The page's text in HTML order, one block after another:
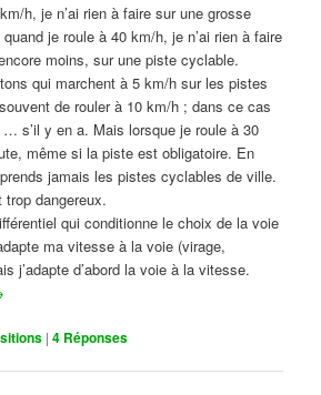
h, je n’ai rien à faire sur une grosse
je roule à 40 km/h, je n’ai rien à faire
moins, sur une piste cyclable.
qui marchent à 5 km/h sur les pistes
de rouler à 10 km/h ; dans ce cas
s’il y en a. Mais lorsque je roule à 30
même si la piste est obligatoire. En
jamais les pistes cyclables de ville.
trop dangereux.
qui conditionne le choix de la voie
ma vitesse à la voie (virage,
j’adapte d’abord la voie à la vitesse.
|4 Réponses